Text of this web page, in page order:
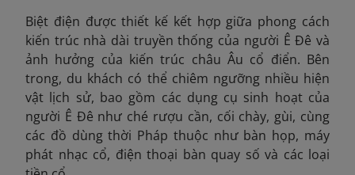
Biệt điện được thiết kế kết hợp giữa phong cách
kiến trúc nhà dài truyền thống của người Ê Đê và
ảnh hưởng của kiến trúc châu Âu cổ điển. Bên
trong, du khách có thể chiêm ngưỡng nhiều hiện
vật lịch sử, bao gồm các dụng cụ sinh hoạt của
người Ê Đê như ché rượu cần, cối chày, gùi, cùng
các đồ dùng thời Pháp thuộc như bàn họp, máy
phát nhạc cổ, điện thoại bàn quay số và các loại